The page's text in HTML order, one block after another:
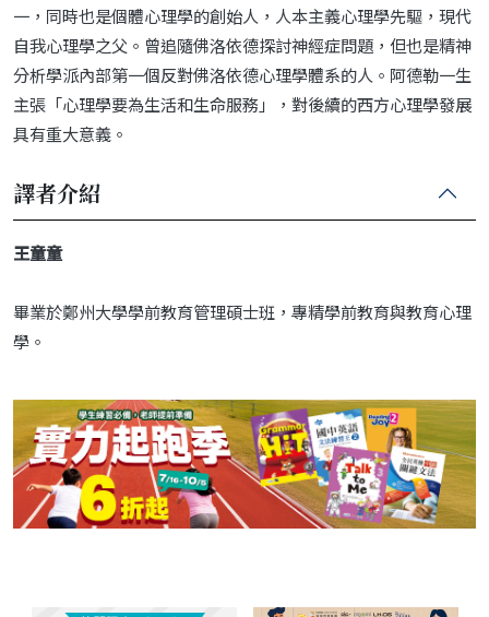
一，同時也是個體心理學的創始人，人本主義心理學先驅，現代
自我心理學之父。曾追隨佛洛依德探討神經症問題，但也是精神
分析學派內部第一個反對佛洛依德心理學體系的人。阿德勒一生
主張「心理學要為生活和生命服務」，對後續的西方心理學發展
具有重大意義。
譯者介紹
王童童
畢業於鄭州大學學前教育管理碩士班，專精學前教育與教育心理
學。